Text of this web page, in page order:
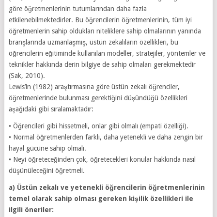
göre öğretmenlerinin tutumlarından daha fazla
etkilenebilmektedirler. Bu öğrencilerin öğretmenlerinin, tüm iyi
öğretmenlerin sahip oldukları niteliklere sahip olmalarının yanında
branşlarında uzmanlaşmış, üstün zekalıların özellikleri, bu
öğrencilerin eğitiminde kullanılan modeller, stratejiler, yöntemler ve
teknikler hakkında derin bilgiye de sahip olmaları gerekmektedir
(Sak, 2010).
Lewis’in (1982) araştırmasına göre üstün zekalı öğrenciler,
öğretmenlerinde bulunması gerektiğini düşündüğü özellikleri
aşağıdaki gibi sıralamaktadır:
• Öğrencileri gibi hissetmeli, onlar gibi olmalı (empati özelliği).
• Normal öğretmenlerden farklı, daha yetenekli ve daha zengin bir
hayal gücüne sahip olmalı.
• Neyi öğreteceğinden çok, öğretecekleri konular hakkında nasıl
düşünüleceğini öğretmeli.
a) Üstün zekalı ve yetenekli öğrencilerin öğretmenlerinin
temel olarak sahip olması gereken kişilik özellikleri ile
ilgili öneriler: